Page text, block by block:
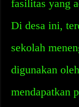
fasilitas yang
Di desa ini,
sekolah
digunakan
mendapatkan